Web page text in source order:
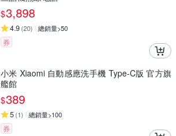
$3,898
4.9 (20) 總銷量>50
券
小米 Xiaomi 自動感應洗手機 Type-C版 官方旗
艦館
$389
5 (1) 總銷量>100
券